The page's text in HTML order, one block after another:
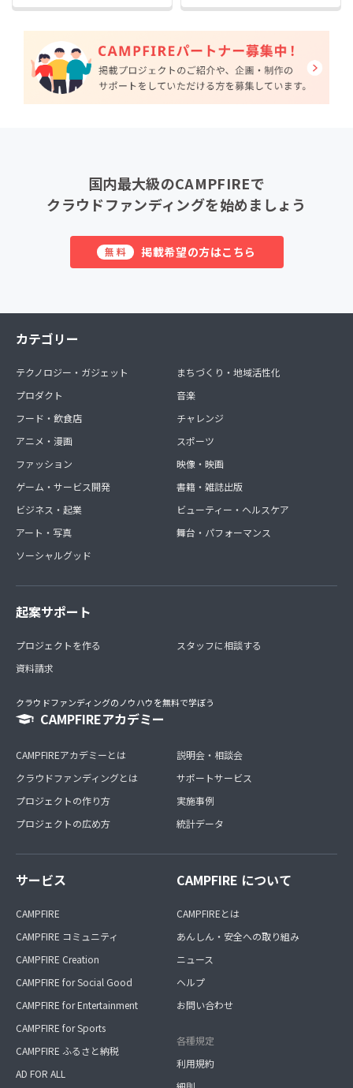
国内最大級のCAMPFIREで
クラウドファンディングを始めましょう
無料 掲載希望の方はこちら
カテゴリー
テクノロジー・ガジェット
プロダクト
フード・飲食店
アニメ・漫画
ファッション
ゲーム・サービス開発
ビジネス・起業
アート・写真
ソーシャルグッド
まちづくり・地域活性化
音楽
チャレンジ
スポーツ
映像・映画
書籍・雑誌出版
ビューティー・ヘルスケア
舞台・パフォーマンス
起案サポート
プロジェクトを作る
資料請求
スタッフに相談する
クラウドファンディングのノウハウを無料で学ぼう
CAMPFIREアカデミー
CAMPFIREアカデミーとは
クラウドファンディングとは
プロジェクトの作り方
プロジェクトの広め方
説明会・相談会
サポートサービス
実施事例
統計データ
サービス
CAMPFIRE
CAMPFIRE コミュニティ
CAMPFIRE Creation
CAMPFIRE for Social Good
CAMPFIRE for Entertainment
CAMPFIRE for Sports
CAMPFIRE ふるさと納税
AD FOR ALL
CAMPFIRE について
CAMPFIREとは
あんしん・安全への取り組み
ニュース
ヘルプ
お問い合わせ
各種規定
利用規約